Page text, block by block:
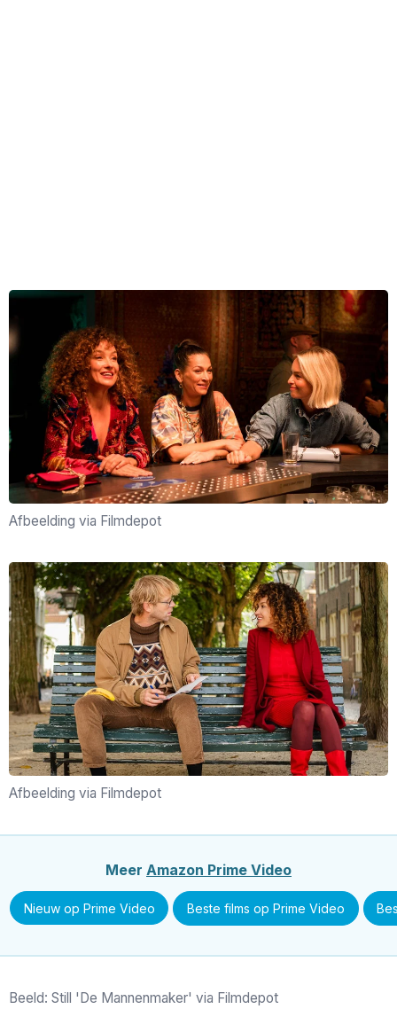
Afbeelding via Filmdepot
Afbeelding via Filmdepot
Meer Amazon Prime Video
Nieuw op Prime Video Beste films op Prime Video
Beeld: Still 'De Mannenmaker' via Filmdepot